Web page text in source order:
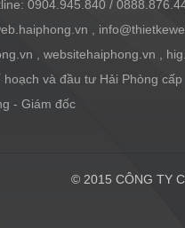
0904.945.840 /
, websitehaiphong.vn ,
và đầu tư Hải Phòng cấp
- Giám đốc
© 2015 CÔNG TY